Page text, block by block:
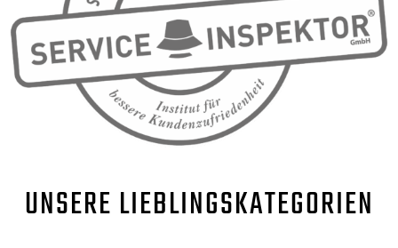
UNSERE LIEBLINGSKATEGORIEN